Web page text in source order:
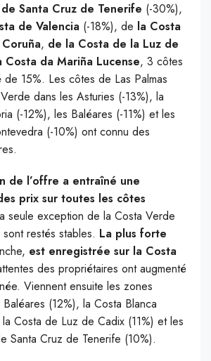
Santa Cruz de Tenerife (-30%),
de Valencia (-18%), de la Costa
, de la Costa de la Luz de
da Mariña Lucense, 3 côtes
15%. Les côtes de Las Palmas
dans les Asturies (-13%), la
(-12%), les Baléares (-11%) et les
(-10%) ont connu des
de l’offre a entraîné une
prix sur toutes les côtes
seule exception de la Costa Verde
restés stables. La plus forte
est enregistrée sur la Costa
des propriétaires ont augmenté
Viennent ensuite les zones
(12%), la Costa Blanca
la Costa de Luz de Cadix (11%) et les
Santa Cruz de Tenerife (10%).